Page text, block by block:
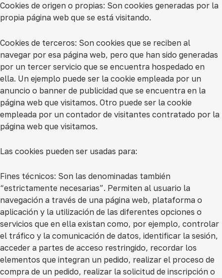
Cookies de origen o propias: Son cookies generadas por la
propia página web que se está visitando.
Cookies de terceros: Son cookies que se reciben al
navegar por esa página web, pero que han sido generadas
por un tercer servicio que se encuentra hospedado en
ella. Un ejemplo puede ser la cookie empleada por un
anuncio o banner de publicidad que se encuentra en la
página web que visitamos. Otro puede ser la cookie
empleada por un contador de visitantes contratado por la
página web que visitamos.
Las cookies pueden ser usadas para:
Fines técnicos: Son las denominadas también
“estrictamente necesarias”. Permiten al usuario la
navegación a través de una página web, plataforma o
aplicación y la utilización de las diferentes opciones o
servicios que en ella existan como, por ejemplo, controlar
el tráfico y la comunicación de datos, identificar la sesión,
acceder a partes de acceso restringido, recordar los
elementos que integran un pedido, realizar el proceso de
compra de un pedido, realizar la solicitud de inscripción o